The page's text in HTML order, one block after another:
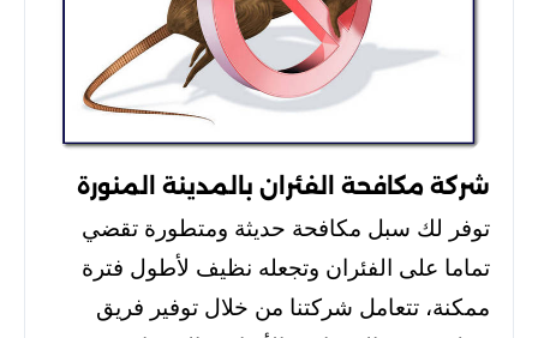
شركة مكافحة الفئران بالمدينة المنورة
توفر لك سبل مكافحة حديثة ومتطورة تقضي
تماما على الفئران وتجعله نظيف لأطول فترة
ممكنة، تتعامل شركتنا من خلال توفير فريق